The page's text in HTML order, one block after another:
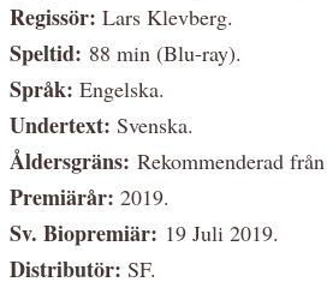
Regissör: Lars Klevberg.
Speltid: 88 min (Blu-ray).
Språk: Engelska.
Undertext: Svenska.
Åldersgräns: Rekommenderad
Premiärår: 2019.
Sv. Biopremiär: 19 Juli 2019.
Distributör: SF.